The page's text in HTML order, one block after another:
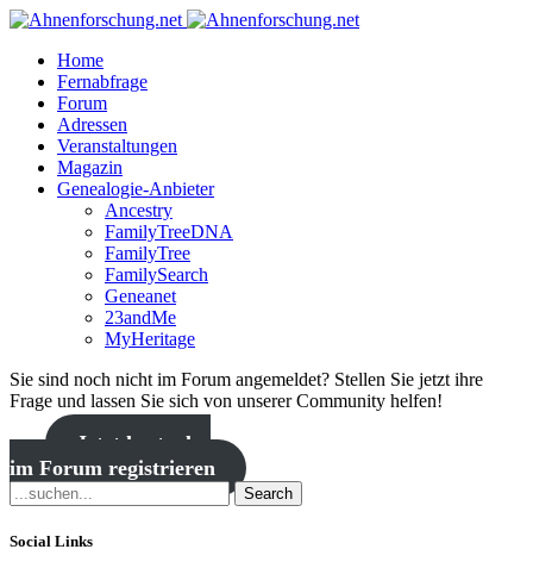
Home
Fernabfrage
Forum
Adressen
Veranstaltungen
Magazin
Genealogie-Anbieter
Ancestry
FamilyTreeDNA
FamilyTree
FamilySearch
Geneanet
23andMe
MyHeritage
Sie sind noch nicht im Forum angemeldet? Stellen Sie jetzt ihre
Frage und lassen Sie sich von unserer Community helfen!
Jetzt kostenlos
im Forum registrieren
Search
Social Links